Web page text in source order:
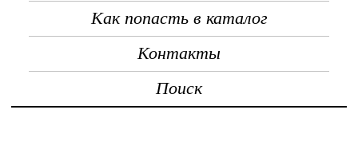
Как попасть в каталог
Контакты
Поиск